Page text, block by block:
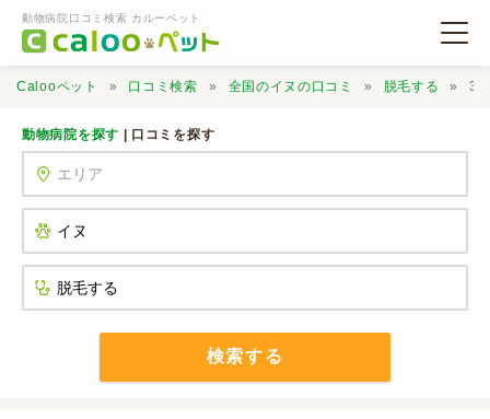
動物病院口コミ検索 カルーペット
口コミ検索
Calooペット 口コミ検索 全国のイヌの口コミ 脱毛する 3
動物病院を探す | 口コミを探す
検索する